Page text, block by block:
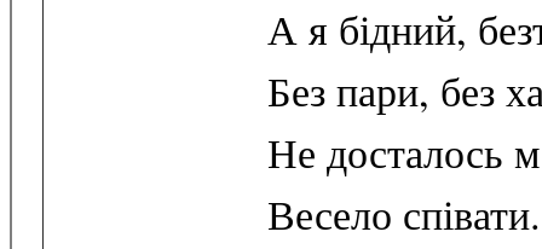
А я бідний,
Без пари, без
Не досталось
Весело співати.